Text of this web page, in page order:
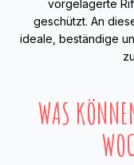
vorgelagerte
geschützt. An
ideale, beständige
WAS